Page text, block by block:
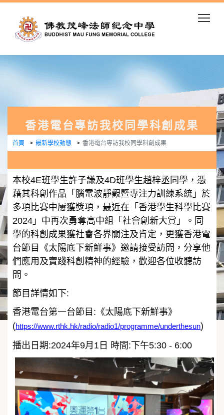
香港電台專訪我校同學科創成果
首頁 最新學校動態 香港電台專訪我校同學科創成果
本校4E班學生許子謙及4D班學生趙梓丞同學，憑
藉其科創作品「腦電波靜觀暨專注力訓練系統」於
多項比賽中屢獲獎項，最近在「香港學生科學比賽
2024」中再次勇奪高中組「社會創新大賞」。同
學的科創成果獲社會各界關注及肯定，更獲香港電
台節目《太陽底下新鮮事》邀請接受訪問，分享他
們應用及實踐科創精神的經驗，歡迎各位收聽訪
問。
節目詳情如下:
香港電台第一台節目:《太陽底下新鮮事》
(https://www.rthk.hk/radio/radio1/programme/underthesun)
播出日期:2024年9月1日 時間:下午5:30 - 6:00